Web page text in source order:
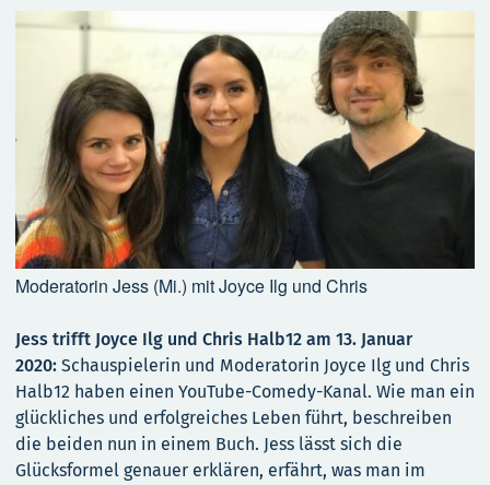
Moderatorin Jess (Mi.) mit Joyce Ilg und Chris
Jess trifft Joyce Ilg und Chris Halb12 am 13. Januar
2020: Schauspielerin und Moderatorin Joyce Ilg und Chris
Halb12 haben einen YouTube-Comedy-Kanal. Wie man ein
glückliches und erfolgreiches Leben führt, beschreiben
die beiden nun in einem Buch. Jess lässt sich die
Glücksformel genauer erklären, erfährt, was man im